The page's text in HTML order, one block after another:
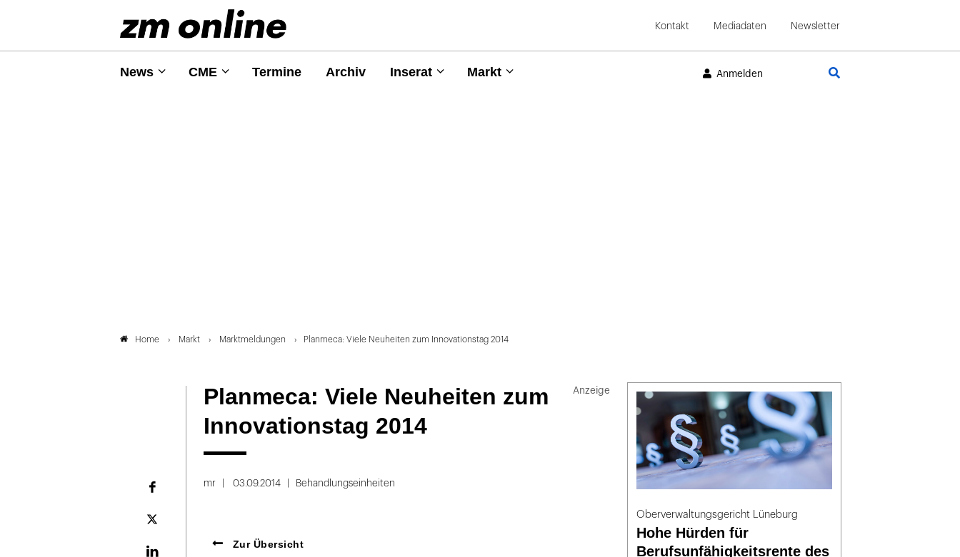
Kontakt Mediadaten Newsletter
News CME Termine Archiv Inserat Markt Anmelden
Home Markt Marktmeldungen Planmeca: Viele Neuheiten zum Innovationstag 2014
Planmeca: Viele Neuheiten zum
Innovationstag 2014
Plattform
mr 03.09.2014 Behandlungseinheiten
Zur Übersicht
Oberverwaltungsgericht Lüneburg
Hohe Hürden für
Berufsunfähigkeitsrente des